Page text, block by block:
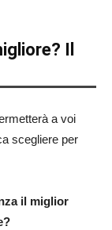
Il
a voi
scegliere per
il miglior